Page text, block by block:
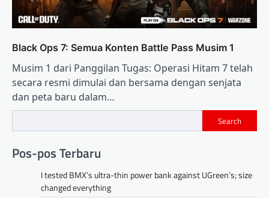
Black Ops 7: Semua Konten Battle Pass Musim 1
Musim 1 dari Panggilan Tugas: Operasi Hitam 7 telah
secara resmi dimulai dan bersama dengan senjata
dan peta baru dalam…
Search
Pos-pos Terbaru
I tested BMX’s ultra-thin power bank against UGreen’s; size
changed everything